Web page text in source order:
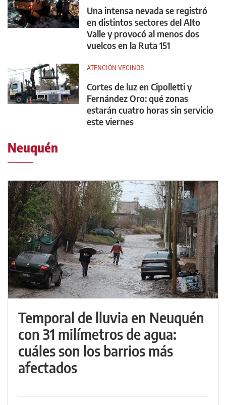
Una intensa nevada se registró
en distintos sectores del Alto
Valle y provocó al menos dos
vuelcos en la Ruta 151
ATENCIÓN VECINOS
Cortes de luz en Cipolletti y
Fernández Oro: qué zonas
estarán cuatro horas sin servicio
este viernes
Neuquén
Temporal de lluvia en Neuquén
con 31 milímetros de agua:
cuáles son los barrios más
afectados